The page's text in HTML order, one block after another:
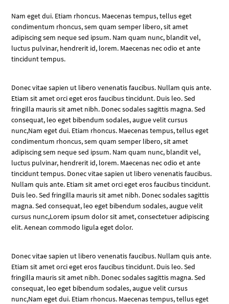
Nam eget dui. Etiam rhoncus. Maecenas tempus, tellus eget
condimentum rhoncus, sem quam semper libero, sit amet
adipiscing sem neque sed ipsum. Nam quam nunc, blandit vel,
luctus pulvinar, hendrerit id, lorem. Maecenas nec odio et ante
tincidunt tempus.
Donec vitae sapien ut libero venenatis faucibus. Nullam quis ante.
Etiam sit amet orci eget eros faucibus tincidunt. Duis leo. Sed
fringilla mauris sit amet nibh. Donec sodales sagittis magna. Sed
consequat, leo eget bibendum sodales, augue velit cursus
nunc,Nam eget dui. Etiam rhoncus. Maecenas tempus, tellus eget
condimentum rhoncus, sem quam semper libero, sit amet
adipiscing sem neque sed ipsum. Nam quam nunc, blandit vel,
luctus pulvinar, hendrerit id, lorem. Maecenas nec odio et ante
tincidunt tempus. Donec vitae sapien ut libero venenatis faucibus.
Nullam quis ante. Etiam sit amet orci eget eros faucibus tincidunt.
Duis leo. Sed fringilla mauris sit amet nibh. Donec sodales sagittis
magna. Sed consequat, leo eget bibendum sodales, augue velit
cursus nunc,Lorem ipsum dolor sit amet, consectetuer adipiscing
elit. Aenean commodo ligula eget dolor.
Donec vitae sapien ut libero venenatis faucibus. Nullam quis ante.
Etiam sit amet orci eget eros faucibus tincidunt. Duis leo. Sed
fringilla mauris sit amet nibh. Donec sodales sagittis magna. Sed
consequat, leo eget bibendum sodales, augue velit cursus
nunc,Nam eget dui. Etiam rhoncus. Maecenas tempus, tellus eget